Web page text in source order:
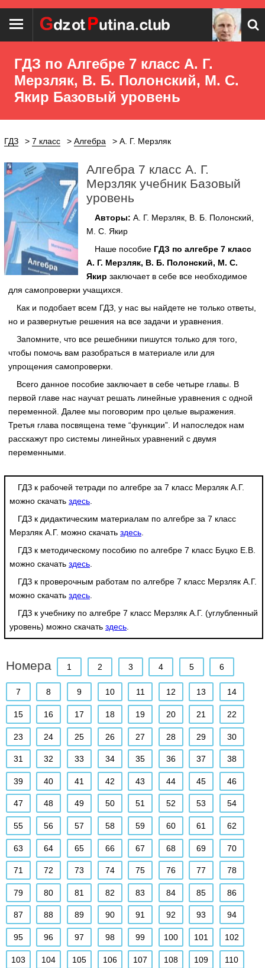
ГДЗ по Алгебре 7 класс А. Г.
Мерзляк, В. Б. Полонский, М. С.
Якир Базовый уровень
ГДЗ 7 класс Алгебра А. Г. Мерзляк
Алгебра 7 класс А. Г.
Мерзляк учебник Базовый
уровень
Авторы: А. Г. Мерзляк, В. Б. Полонский,
М. С. Якир
Наше пособие ГДЗ по алгебре 7 класс
А. Г. Мерзляк, В. Б. Полонский, М. С.
Якир заключает в себе все необходимое
для самопроверки учащихся.
Как и подобает всем ГДЗ, у нас вы найдете не только ответы,
но и развернутые решения на все задачи и уравнения.
Запомните, что все решебники пишутся только для того,
чтобы помочь вам разобраться в материале или для
упрощения самопроверки.
Всего данное пособие заключает в себе четыре главы. В
первой главе нас научат решать линейные уравнения с одной
переменной. Далее мы поговорим про целые выражения.
Третья глава посвящена теме “функции”. И напоследок нам
расскажут про системы линейных уравнений с двумя
переменными.
ГДЗ к рабочей тетради по алгебре за 7 класс Мерзляк А.Г.
можно скачать здесь
ГДЗ к дидактическим материалам по алгебре за 7 класс
Мерзляк А.Г. можно скачать здесь
ГДЗ к методическому пособию по алгебре 7 класс Буцко Е.В.
можно скачать здесь
ГДЗ к проверочным работам по алгебре 7 класс Мерзляк А.Г.
можно скачать здесь
ГДЗ к учебнику по алгебре 7 класс Мерзляк А.Г. (углубленный
уровень) можно скачать здесь
Номера 1 2 3 4 5 6
7 8 9 10 11 12 13 14
15 16 17 18 19 20 21 22
23 24 25 26 27 28 29 30
31 32 33 34 35 36 37 38
39 40 41 42 43 44 45 46
47 48 49 50 51 52 53 54
55 56 57 58 59 60 61 62
63 64 65 66 67 68 69 70
71 72 73 74 75 76 77 78
79 80 81 82 83 84 85 86
87 88 89 90 91 92 93 94
95 96 97 98 99 100 101 102
103 104 105 106 107 108 109 110